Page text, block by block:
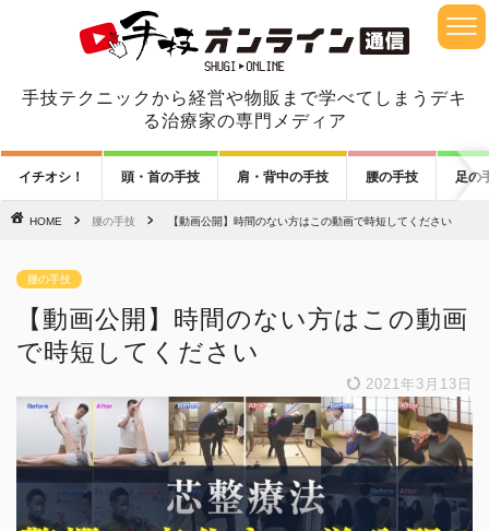
手技テクニックから経営や物販まで学べてしまうデキ
る治療家の専門メディア
イチオシ！ 頭・首の手技 肩・背中の手技 腰の手技 足の
HOME 腰の手技 【動画公開】時間のない方はこの動画で時短してください
腰の手技
【動画公開】時間のない方はこの動画
で時短してください
2021年3月13日